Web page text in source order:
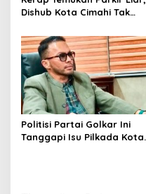
Dishub Kota Cimahi Tak
Pembinaan
Politisi Partai Golkar Ini
Tanggapi Isu Pilkada Kota